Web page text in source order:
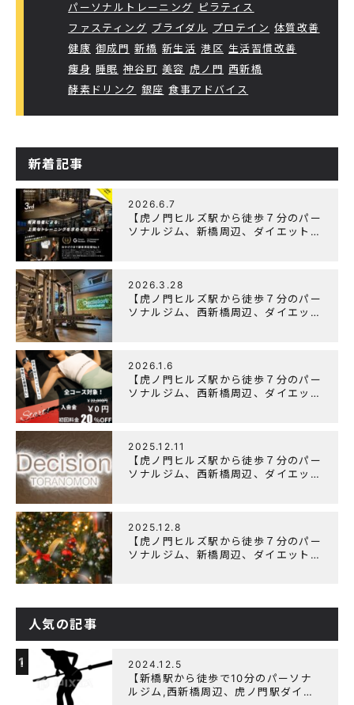
パーソナルトレーニング
ピラティス
ファスティング ブライダル プロテイン 体質改善
健康 御成門 新橋 新生活 港区 生活習慣改善
痩身 睡眠 神谷町 美容 虎ノ門 西新橋
酵素ドリンク 銀座 食事アドバイス
新着記事
2026.6.7
【虎ノ門ヒルズ駅から徒歩７分のパー
ソナルジム、新橋周辺、ダイエットに
2026.3.28
【虎ノ門ヒルズ駅から徒歩７分のパー
ソナルジム、西新橋周辺、ダイエット
2026.1.6
【虎ノ門ヒルズ駅から徒歩７分のパー
ソナルジム、西新橋周辺、ダイエット
2025.12.11
【虎ノ門ヒルズ駅から徒歩７分のパー
ソナルジム、西新橋周辺、ダイエット
2025.12.8
【虎ノ門ヒルズ駅から徒歩７分のパー
ソナルジム、新橋周辺、ダイエットに
人気の記事
1 2024.12.5
【新橋駅から徒歩で10分のパーソナ
ルジム,西新橋周辺、虎ノ門駅ダイエ